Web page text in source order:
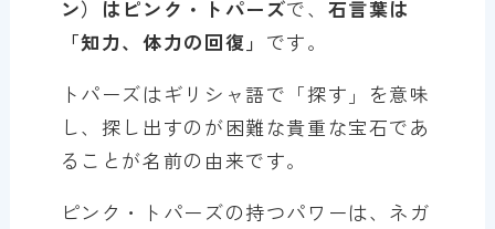
ン）はピンク・トパーズで、 石言葉は
「知力、体力の回復」 です。
トパーズはギリシャ語で「探す」を意味
し、探し出すのが困難な貴重な宝石であ
ることが名前の由来です。
ピンク・トパーズの持つパワーは、ネガ